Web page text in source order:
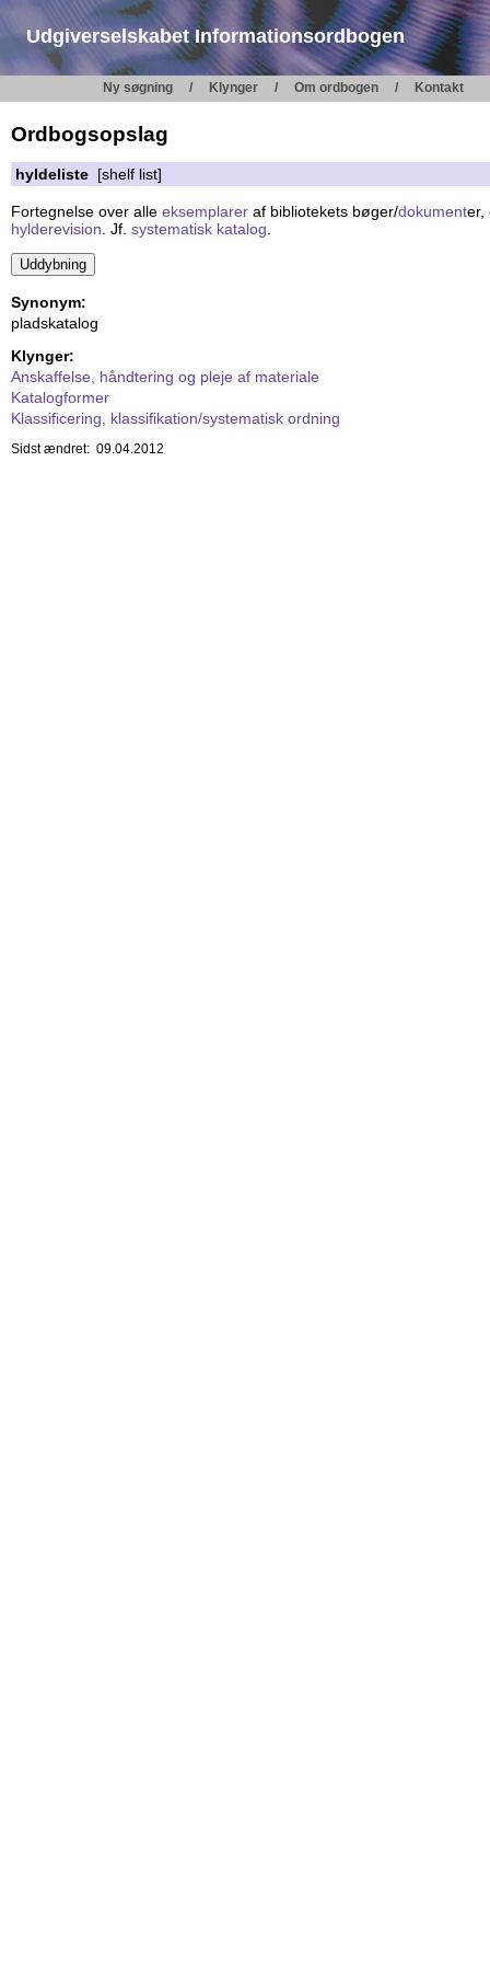
Udgiverselskabet Informationsordbogen
Ny søgning Klynger Om ordbogen Kontakt
Ordbogsopslag
hyldeliste [shelf list]
Fortegnelse over alle eksemplarer af bibliotekets bøger/dokumenter,
hylderevision . Jf. systematisk katalog
Synonym:
pladskatalog
Klynger:
Anskaffelse, håndtering og pleje af materiale
Katalogformer
Klassificering, klassifikation/systematisk ordning
Sidst ændret: 09.04.2012